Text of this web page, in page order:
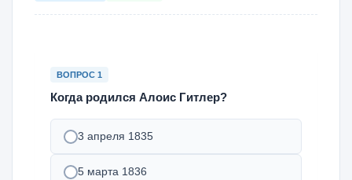
ВОПРОС 1
Когда родился Алоис Гитлер?
3 апреля 1835
5 марта 1836